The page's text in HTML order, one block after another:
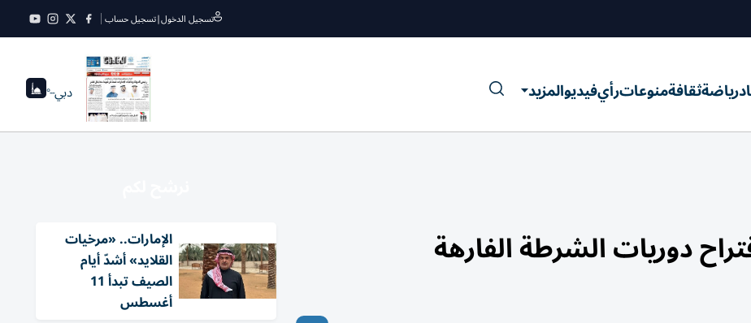
تسجيل الدخول|تسجيل حساب
رياضةثقافةمنوعاترأيفيديوالمزيد دبي--°
دوريات الشرطة الفارهة الإمارات.. «مرخيات
القلايد» أشدّ أيام
الصيف تبدأ 11
أغسطس